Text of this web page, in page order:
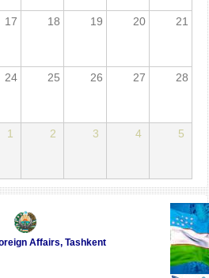
17 18 19 20 21
24 25 26 27 28
1 2 3 4 5
Affairs, Tashkent